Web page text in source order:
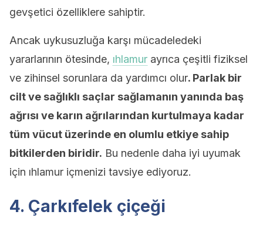
gevşetici özelliklere sahiptir.
Ancak uykusuzluğa karşı mücadeledeki
yararlarının ötesinde, ıhlamur ayrıca çeşitli fiziksel
ve zihinsel sorunlara da yardımcı olur. Parlak bir
cilt ve sağlıklı saçlar sağlamanın yanında baş
ağrısı ve karın ağrılarından kurtulmaya kadar
tüm vücut üzerinde en olumlu etkiye sahip
bitkilerden biridir. Bu nedenle daha iyi uyumak
için ıhlamur içmenizi tavsiye ediyoruz.
4. Çarkıfelek çiçeği